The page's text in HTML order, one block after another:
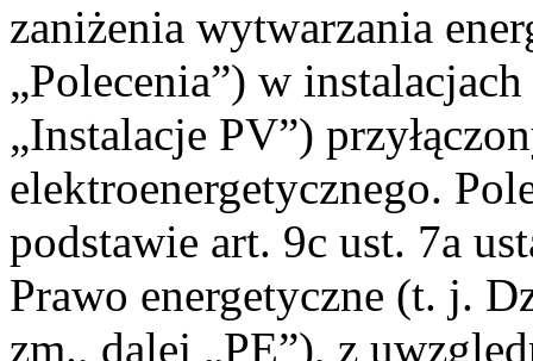
zaniżenia wytwarzania
„Polecenia”) w
„Instalacje PV”)
elektroenergetycznego.
podstawie art. 9c ust. 7a
Prawo energetyczne (t. j.
zm., dalej „PE”), z